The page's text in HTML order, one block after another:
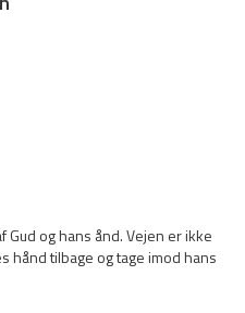
Gud og hans ånd. Vejen er ikke
hånd tilbage og tage imod hans